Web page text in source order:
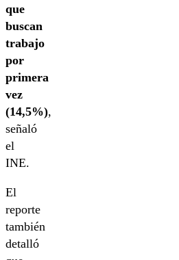
que
buscan
trabajo
por
primera
vez
(14,5%),
señaló
el
INE.
El
reporte
también
detalló